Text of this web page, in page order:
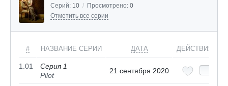
Серий: 10 / Просмотрено: 0
Отметить все серии
# НАЗВАНИЕ СЕРИИ ДАТА ДЕЙСТВИЯ
1.01
Серия 1
Pilot
21 сентября 2020